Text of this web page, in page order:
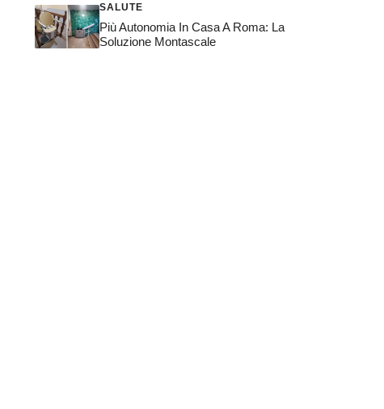
SALUTE
Più Autonomia In Casa A Roma: La
Soluzione Montascale